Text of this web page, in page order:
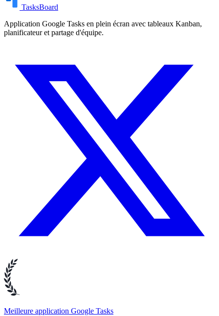
TasksBoard
Application Google Tasks en plein écran avec tableaux Kanban,
planificateur et partage d'équipe.
Meilleure application Google Tasks